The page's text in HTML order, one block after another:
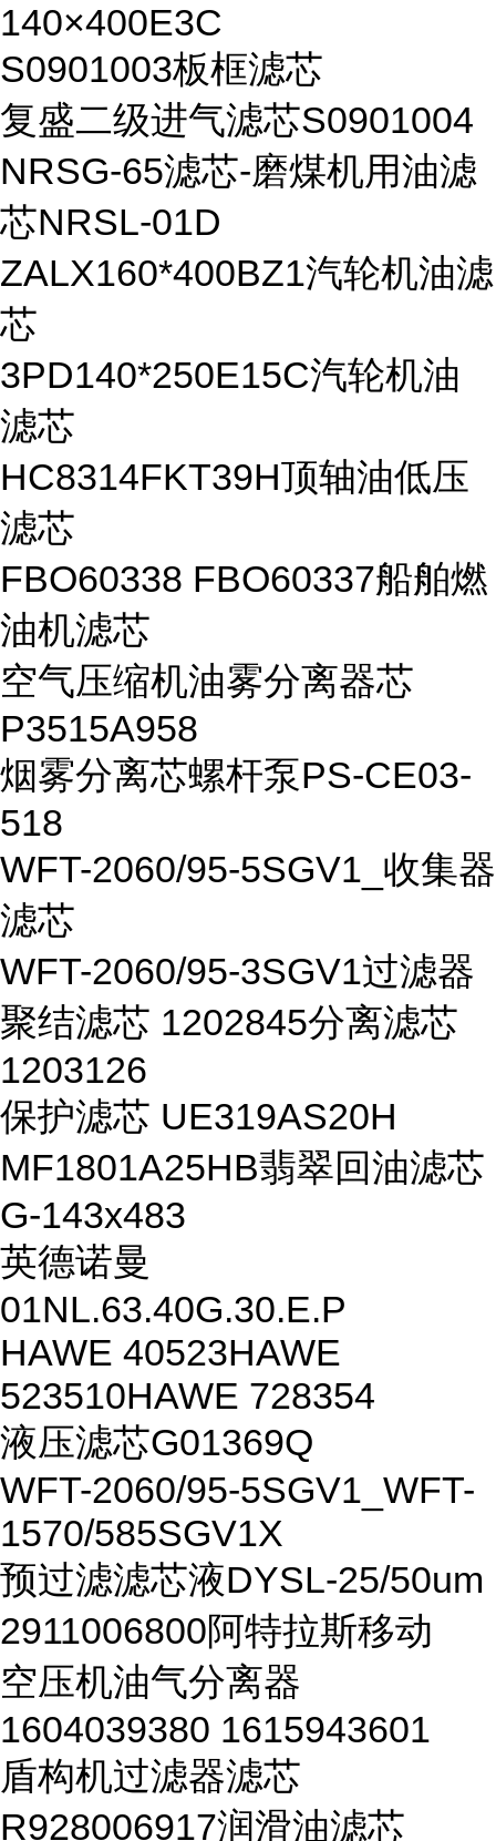
140×400E3C
S0901003板框滤芯
复盛二级进气滤芯S0901004
NRSG-65滤芯-磨煤机用油滤
芯NRSL-01D
ZALX160*400BZ1汽轮机油滤
芯
3PD140*250E15C汽轮机油
滤芯
HC8314FKT39H顶轴油低压
滤芯
FBO60338 FBO60337船舶燃
油机滤芯
空气压缩机油雾分离器芯
P3515A958
烟雾分离芯螺杆泵PS-CE03-
518
WFT-2060/95-5SGV1_收集器
滤芯
WFT-2060/95-3SGV1过滤器
聚结滤芯 1202845分离滤芯
1203126
保护滤芯 UE319AS20H
MF1801A25HB翡翠回油滤芯
G-143x483
英德诺曼
01NL.63.40G.30.E.P
HAWE 40523HAWE
523510HAWE 728354
液压滤芯G01369Q
WFT-2060/95-5SGV1_WFT-
1570/585SGV1X
预过滤滤芯液DYSL-25/50um
2911006800阿特拉斯移动
空压机油气分离器
1604039380 1615943601
盾构机过滤器滤芯
R928006917润滑油滤芯